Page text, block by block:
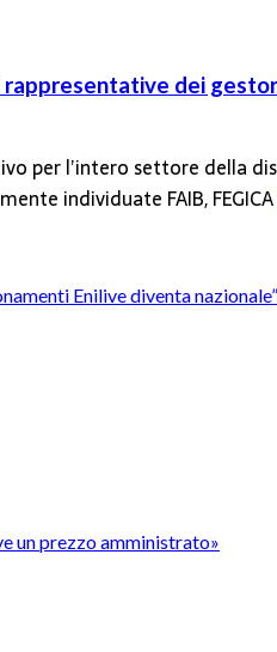
rappresentative dei
per l’intero settore della
individuate FAIB, FEGICA
Enilive diventa nazionale”
un prezzo amministrato»